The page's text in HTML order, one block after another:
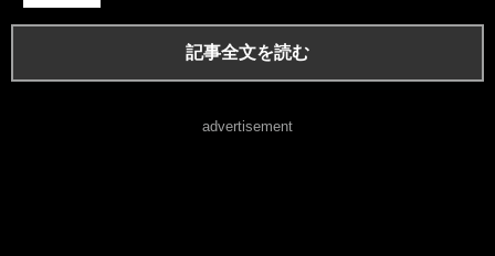
記事全文を読む
advertisement